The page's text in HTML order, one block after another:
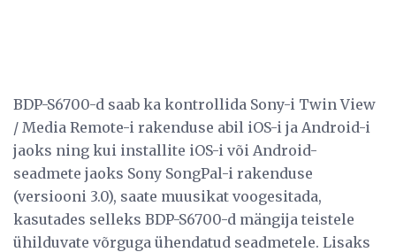
BDP-S6700-d saab ka kontrollida Sony-i Twin View
/ Media Remote-i rakenduse abil iOS-i ja Android-i
jaoks ning kui installite iOS-i või Android-
seadmete jaoks Sony SongPal-i rakenduse
(versiooni 3.0), saate muusikat voogesitada,
kasutades selleks BDP-S6700-d mängija teistele
ühilduvate võrguga ühendatud seadmetele. Lisaks